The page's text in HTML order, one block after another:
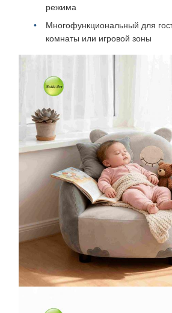
режима
Многофункциональный для
комнаты или игровой зоны